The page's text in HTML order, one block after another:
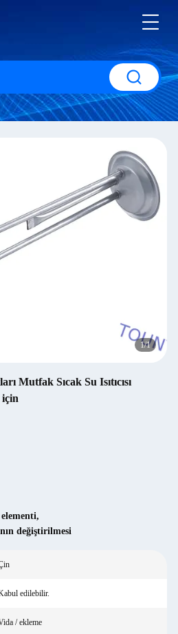
1/1
Mutfak Sıcak Su Isıtıcısı
için
elementi,
değiştirilmesi
edilebilir.
/ ekleme